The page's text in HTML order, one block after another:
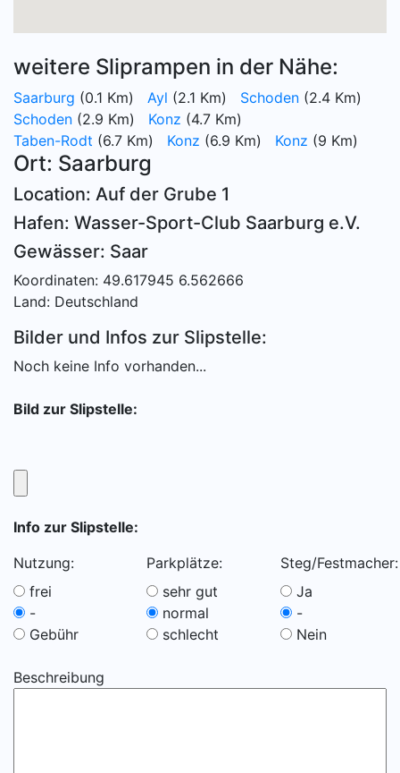
weitere Sliprampen in der Nähe:
Saarburg (0.1 Km) Ayl (2.1 Km) Schoden (2.4 Km)
Schoden (2.9 Km) Konz (4.7 Km)
Taben-Rodt (6.7 Km) Konz (6.9 Km) Konz (9 Km)
Ort: Saarburg
Location: Auf der Grube 1
Hafen: Wasser-Sport-Club Saarburg e.V.
Gewässer: Saar
Koordinaten: 49.617945 6.562666
Land: Deutschland
Bilder und Infos zur Slipstelle:
Noch keine Info vorhanden...
Bild zur Slipstelle:
Info zur Slipstelle:
Nutzung:
frei
-
Gebühr
Parkplätze:
sehr gut
normal
schlecht
Steg/Festmacher:
Ja
-
Nein
Beschreibung